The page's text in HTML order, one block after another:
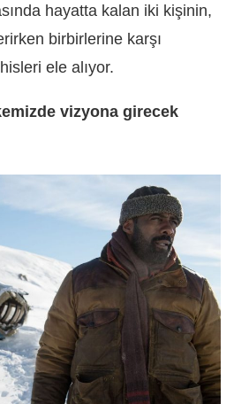
hayatta kalan iki kişinin,
birbirlerine karşı
ele alıyor.
vizyona girecek